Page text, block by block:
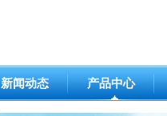
新闻动态 产品中心